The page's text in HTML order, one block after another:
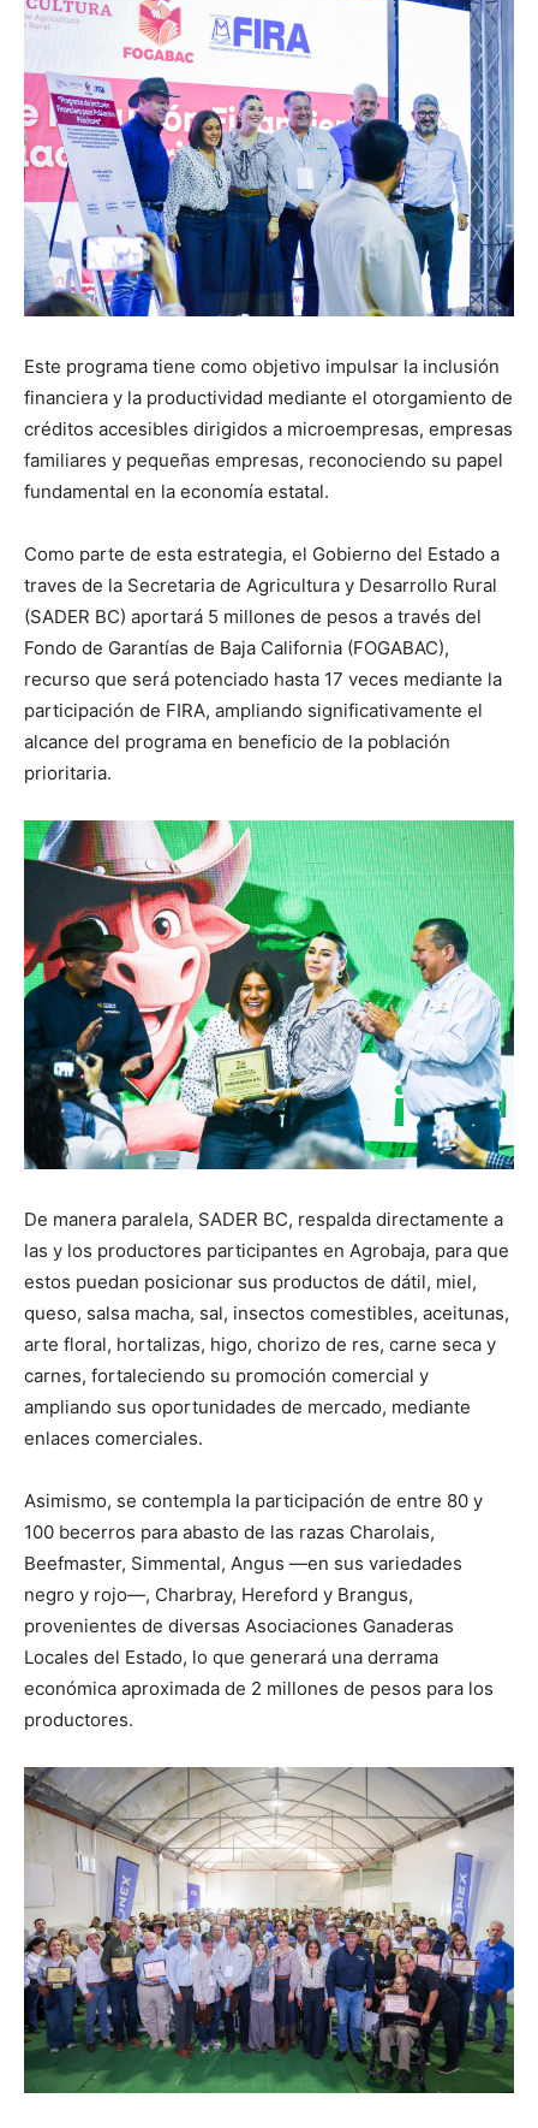
Este programa tiene como objetivo impulsar la inclusión
financiera y la productividad mediante el otorgamiento de
créditos accesibles dirigidos a microempresas, empresas
familiares y pequeñas empresas, reconociendo su papel
fundamental en la economía estatal.
Como parte de esta estrategia, el Gobierno del Estado a
traves de la Secretaria de Agricultura y Desarrollo Rural
(SADER BC) aportará 5 millones de pesos a través del
Fondo de Garantías de Baja California (FOGABAC),
recurso que será potenciado hasta 17 veces mediante la
participación de FIRA, ampliando significativamente el
alcance del programa en beneficio de la población
prioritaria.
De manera paralela, SADER BC, respalda directamente a
las y los productores participantes en Agrobaja, para que
estos puedan posicionar sus productos de dátil, miel,
queso, salsa macha, sal, insectos comestibles, aceitunas,
arte floral, hortalizas, higo, chorizo de res, carne seca y
carnes, fortaleciendo su promoción comercial y
ampliando sus oportunidades de mercado, mediante
enlaces comerciales.
Asimismo, se contempla la participación de entre 80 y
100 becerros para abasto de las razas Charolais,
Beefmaster, Simmental, Angus —en sus variedades
negro y rojo—, Charbray, Hereford y Brangus,
provenientes de diversas Asociaciones Ganaderas
Locales del Estado, lo que generará una derrama
económica aproximada de 2 millones de pesos para los
productores.